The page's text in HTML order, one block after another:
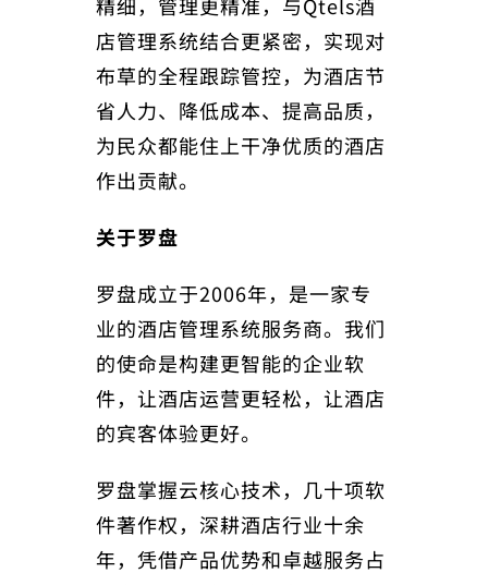
店管理系统结合更紧密，实现对
布草的全程跟踪管控，为酒店节
省人力、降低成本、提高品质，
为民众都能住上干净优质的酒店
作出贡献。
关于罗盘
罗盘成立于2006年，是一家专
业的酒店管理系统服务商。我们
的使命是构建更智能的企业软
件，让酒店运营更轻松，让酒店
的宾客体验更好。
罗盘掌握云核心技术，几十项软
件著作权，深耕酒店行业十余
年，凭借产品优势和卓越服务占